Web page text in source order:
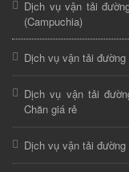
Dịch vụ vận tải
(Campuchia)
Dịch vụ vận tải
Dịch vụ vận tải
Chăn giá rẻ
Dịch vụ vận tải